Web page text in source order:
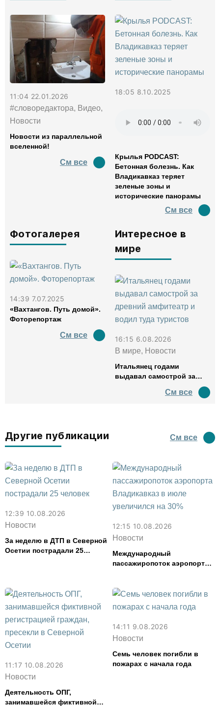
11:04 22.01.2026
#словоредактора, Видео,
Новости
Новости из параллельной
вселенной!
См все
18:05 8.10.2025
Крылья PODCAST:
Бетонная болезнь. Как
Владикавказ теряет
зеленые зоны и
исторические панорамы
См все
Фотогалерея
14:39 7.07.2025
«Вахтангов. Путь домой».
Фоторепортаж
См все
Интересное в
мире
16:15 6.08.2026
В мире, Новости
Итальянец годами
выдавал самострой за
водил туда туристов
См все
Другие публикации См все
12:39 10.08.2026
Новости
За неделю в ДТП в Северной
Осетии пострадали 25
12:15 10.08.2026
Новости
Международный
пассажиропоток аэропорта
11:17 10.08.2026
Новости
Деятельность ОПГ,
занимавшейся фиктивной
14:11 9.08.2026
Новости
Семь человек погибли в
пожарах с начала года